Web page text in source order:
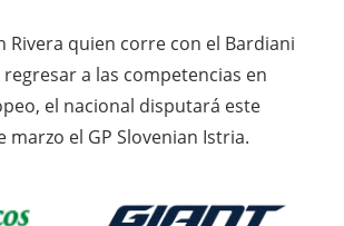
Rivera quien corre con el Bardiani
a las competencias en
el nacional disputará este
marzo el GP Slovenian Istria.